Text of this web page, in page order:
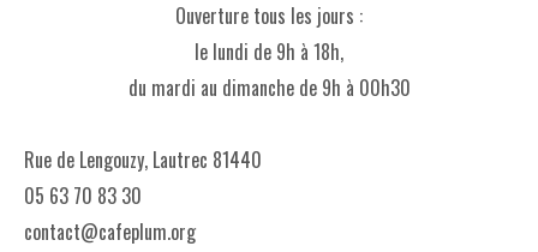
Ouverture tous les jours :
le lundi de 9h à 18h,
du mardi au dimanche de 9h à 00h30
Rue de Lengouzy, Lautrec 81440
05 63 70 83 30
contact@cafeplum.org